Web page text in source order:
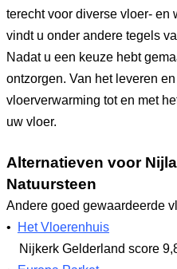
terecht voor diverse vloer- en
vindt u onder andere tegels
Nadat u een keuze hebt
ontzorgen. Van het leveren
vloerverwarming tot en met
uw vloer.
Alternatieven voor
Natuursteen
Andere goed gewaardeerde
•
Het Vloerenhuis
Nijkerk Gelderland score